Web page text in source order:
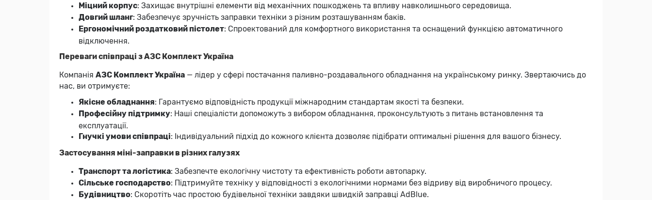
Міцний корпус: Захищає внутрішні елементи від механічних пошкоджень та впливу навколишнього середовища.
Довгий шланг: Забезпечує зручність заправки техніки з різним розташуванням баків.
Ергономічний роздатковий пістолет: Спроектований для комфортного використання та оснащений функцією автоматичного
відключення.
Переваги співпраці з АЗС Комплект Україна
Компанія АЗС Комплект Україна — лідер у сфері постачання паливно-роздавального обладнання на українському ринку. Звертаючись до
нас, ви отримуєте:
Якісне обладнання: Гарантуємо відповідність продукції міжнародним стандартам якості та безпеки.
Професійну підтримку: Наші спеціалісти допоможуть з вибором обладнання, проконсультують з питань встановлення та
експлуатації.
Гнучкі умови співпраці: Індивідуальний підхід до кожного клієнта дозволяє підібрати оптимальні рішення для вашого бізнесу.
Застосування міні-заправки в різних галузях
Транспорт та логістика: Забезпечте екологічну чистоту та ефективність роботи автопарку.
Сільське господарство: Підтримуйте техніку у відповідності з екологічними нормами без відриву від виробничого процесу.
Будівництво: Скоротіть час простою будівельної техніки завдяки швидкій заправці AdBlue.